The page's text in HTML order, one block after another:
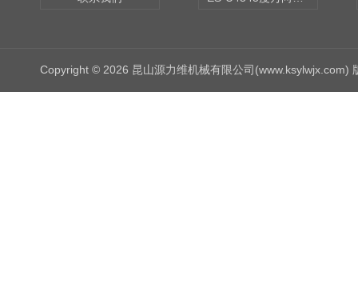
Copyright © 2026 昆山源力维机械有限公司(www.ksylwjx.com)